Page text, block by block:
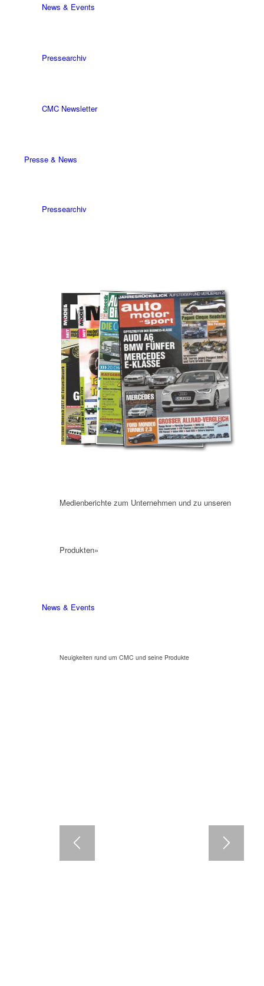
News & Events
Pressearchiv
CMC Newsletter
Presse & News
Pressearchiv
Medienberichte zum Unternehmen und zu unseren
Produkten»
News & Events
Neuigkeiten rund um CMC und seine Produkte